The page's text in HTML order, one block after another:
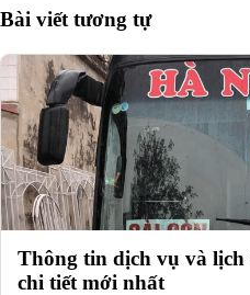
Bài viết tương tự
Thông tin dịch vụ và
chi tiết mới nhất